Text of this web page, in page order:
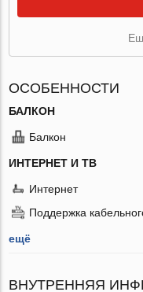
ОСОБЕННОСТИ
БАЛКОН
Балкон
ИНТЕРНЕТ И ТВ
Интернет
Поддержка
ещё
ВНУТРЕННЯЯ